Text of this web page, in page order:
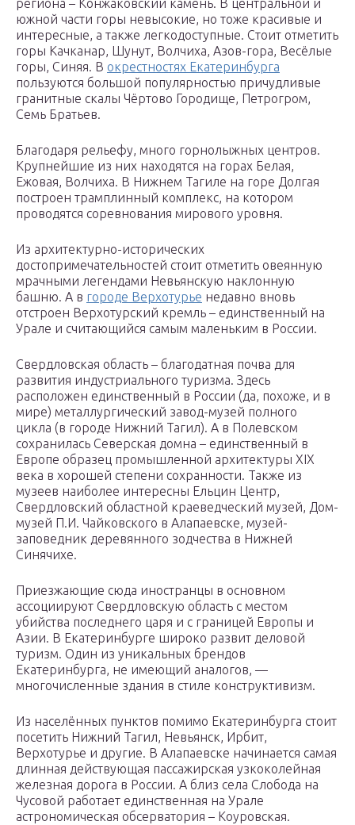
региона – Конжаковский камень. В центральной и
южной части горы невысокие, но тоже красивые и
интересные, а также легкодоступные. Стоит отметить
горы Качканар, Шунут, Волчиха, Азов-гора, Весёлые
горы, Синяя. В окрестностях Екатеринбурга
пользуются большой популярностью причудливые
гранитные скалы Чёртово Городище, Петрогром,
Семь Братьев.
Благодаря рельефу, много горнолыжных центров.
Крупнейшие из них находятся на горах Белая,
Ежовая, Волчиха. В Нижнем Тагиле на горе Долгая
построен трамплинный комплекс, на котором
проводятся соревнования мирового уровня.
Из архитектурно-исторических
достопримечательностей стоит отметить овеянную
мрачными легендами Невьянскую наклонную
башню. А в городе Верхотурье недавно вновь
отстроен Верхотурский кремль – единственный на
Урале и считающийся самым маленьким в России.
Свердловская область – благодатная почва для
развития индустриального туризма. Здесь
расположен единственный в России (да, похоже, и в
мире) металлургический завод-музей полного
цикла (в городе Нижний Тагил). А в Полевском
сохранилась Северская домна – единственный в
Европе образец промышленной архитектуры XIX
века в хорошей степени сохранности. Также из
музеев наиболее интересны Ельцин Центр,
Свердловский областной краеведческий музей, Дом-
музей П.И. Чайковского в Алапаевске, музей-
заповедник деревянного зодчества в Нижней
Синячихе.
Приезжающие сюда иностранцы в основном
ассоциируют Свердловскую область с местом
убийства последнего царя и с границей Европы и
Азии. В Екатеринбурге широко развит деловой
туризм. Один из уникальных брендов
Екатеринбурга, не имеющий аналогов, —
многочисленные здания в стиле конструктивизм.
Из населённых пунктов помимо Екатеринбурга стоит
посетить Нижний Тагил, Невьянск, Ирбит,
Верхотурье и другие. В Алапаевске начинается самая
длинная действующая пассажирская узкоколейная
железная дорога в России. А близ села Слобода на
Чусовой работает единственная на Урале
астрономическая обсерватория – Коуровская.